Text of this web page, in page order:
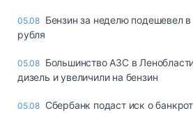
05.08 Бензин за неделю подешевел
рубля
05.08 Большинство АЗС в
дизель и увеличили на бензин
05.08 Сбербанк подаст иск о